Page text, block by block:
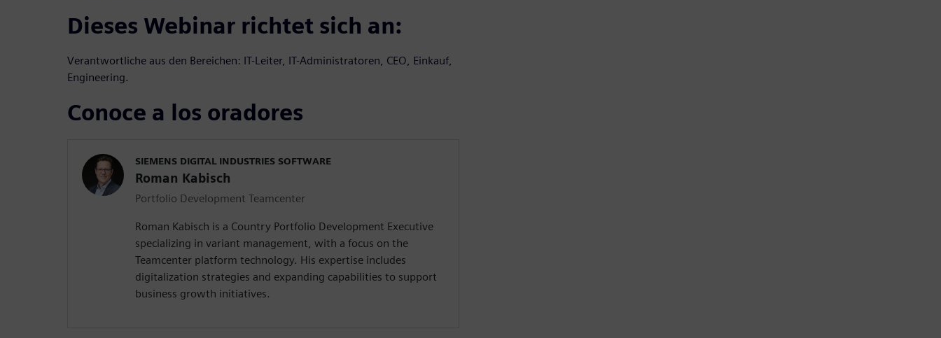
Dieses Webinar richtet sich an:
Verantwortliche aus den Bereichen: IT-Leiter, IT-Administratoren, CEO, Einkauf,
Engineering.
Conoce a los oradores
SIEMENS DIGITAL INDUSTRIES SOFTWARE
Roman Kabisch
Portfolio Development Teamcenter
Roman Kabisch is a Country Portfolio Development Executive
specializing in variant management, with a focus on the
Teamcenter platform technology. His expertise includes
digitalization strategies and expanding capabilities to support
business growth initiatives.